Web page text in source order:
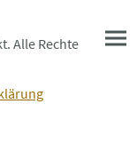
Alle Rechte